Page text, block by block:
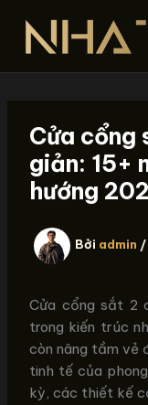
dung
Cửa cổng
giản: 15+
hướng
Bởi admin /
Cửa cổng sắt 2
trong kiến trúc
còn nâng tầm vẻ
tinh tế của
kỳ, các thiết kế